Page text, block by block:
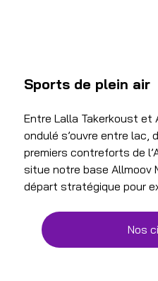
Sports de plein air
Entre Lalla Takerkoust et
ondulé s’ouvre entre lac,
premiers contreforts de
situe notre base Allmoov
départ stratégique pour
Nos